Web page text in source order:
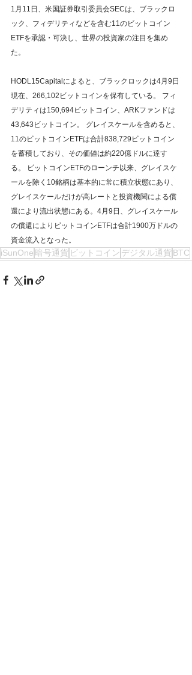
1月11日、米国証券取引委員会SECは、ブラックロ
ック、フィデリティなどを含む11のビットコイン
ETFを承認・可決し、世界の投資家の注目を集め
た。
HODL15Capitalによると、ブラックロックは4月9日
現在、266,102ビットコインを保有している。 フィ
デリティは150,694ビットコイン、ARKファンドは
43,643ビットコイン。 グレイスケールを含めると、
11のビットコインETFは合計838,729ビットコイン
を蓄積しており、その価値は約220億ドルに達す
る。 ビットコインETFのローンチ以来、グレイスケ
ールを除く10銘柄は基本的に常に積立状態にあり、
グレイスケールだけが高レートと投資機関による償
還により流出状態にある。4月9日、グレイスケール
の償還によりビットコインETFは合計1900万ドルの
資金流入となった。
iSunOne 暗号通貨 ビットコイン デジタル通貨 BTC